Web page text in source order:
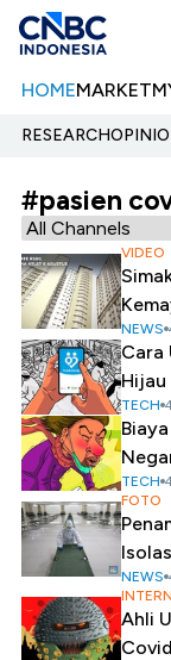
HOMEMARKET
RESEARCH
#pasien
VIDEO
NEWS
Cara
Hijau
TECH
TECH
FOTO
NEWS
Ahli